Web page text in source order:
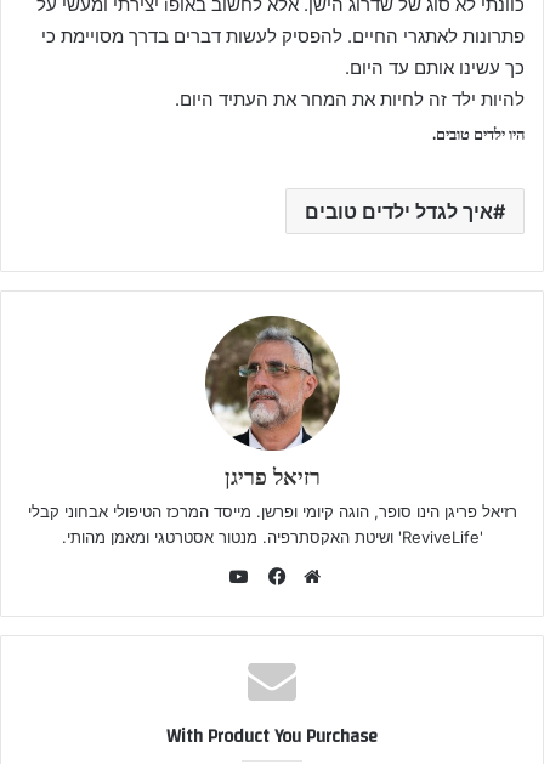
כוונתי לא סוג של שדרוג הישן. אלא לחשוב באופi יצירתי ומעשי על
פתרונות לאתגרי החיים. להפסיק לעשות דברים בדרך מסויימת כי
כך עשינו אותם עד היום.
להיות ילד זה לחיות את המחר את העתיד היום.
היו ילדים טובים.
איך לגדל ילדים טובים
רזיאל פריגן
רזיאל פריגן הינו סופר, הוגה קיומי ופרשן. מייסד המרכז הטיפולי אבחוני קבלי
'ReviveLife' ושיטת האקסתרפיה. מנטור אסטרטגי ומאמן מהותי.
With Product You Purchase